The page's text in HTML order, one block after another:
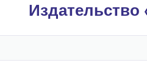
Издательство